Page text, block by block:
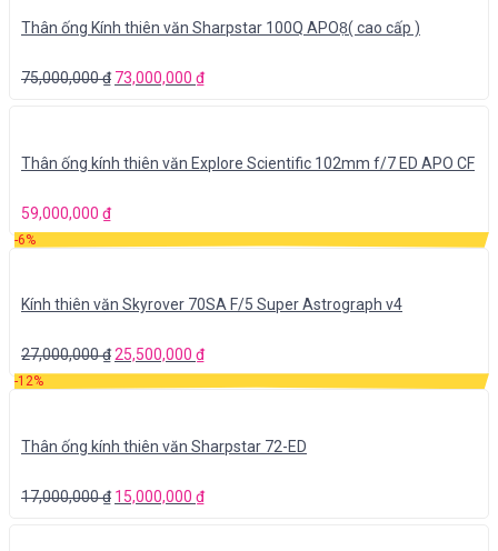
Thân ống Kính thiên văn Sharpstar 100Q APO8̣( cao cấp )
75,000,000₫ 73,000,000 ₫
Thân ống kính thiên văn Explore Scientific 102mm f/7 ED APO CF
59,000,000 ₫
-6%
Kính thiên văn Skyrover 70SA F/5 Super Astrograph v4
27,000,000₫25,500,000 ₫
-12%
Thân ống kính thiên văn Sharpstar 72-ED
17,000,000₫ 15,000,000 ₫